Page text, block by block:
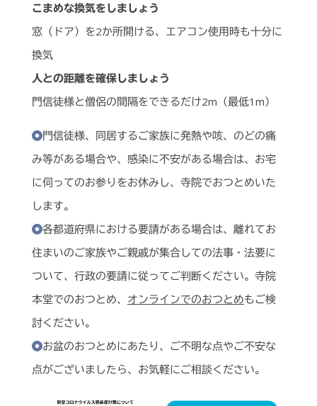
こまめな換気をしましょう
窓（ドア）を2か所開ける、エアコン使用時も十分に
換気
人との距離を確保しましょう
門信徒様と僧侶の間隔をできるだけ2m（最低1m）
門信徒様、同居するご家族に発熱や咳、のどの痛
み等がある場合や、感染に不安がある場合は、お宅
に伺ってのお参りをお休みし、寺院でおつとめいた
します。
各都道府県における要請がある場合は、離れてお
住まいのご家族やご親戚が集合しての法事・法要に
ついて、行政の要請に従ってご判断ください。寺院
本堂でのおつとめ、 オンラインでのおつとめもご検
討ください。
お盆のおつとめにあたり、ご不明な点やご不安な
点がございましたら、お気軽にご相談ください。